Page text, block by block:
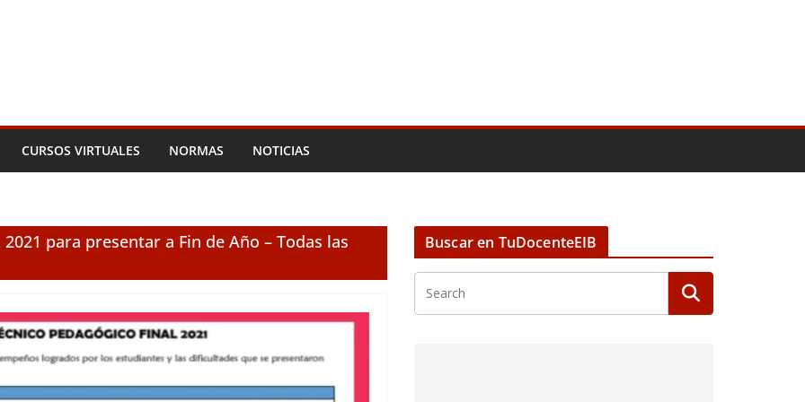
CURSOS VIRTUALES NORMAS NOTICIAS
2021 para presentar a Fin de Año – Todas las
Buscar en TuDocenteEIB